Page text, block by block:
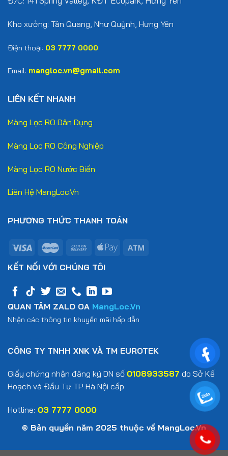
Kho xưởng: Tân Quang, Như Quỳnh, Hưng Yên
Điện thoại: 03 7777 0000
Email: mangloc.vn@gmail.com
LIÊN KẾT NHANH
Màng Lọc RO Dân Dụng
Màng Lọc RO Công Nghiệp
Màng Lọc RO Nước Biển
Liên Hệ MangLoc.Vn
PHƯƠNG THỨC THANH TOÁN
KẾT NỐI VỚI CHÚNG TÔI
QUAN TÂM ZALO OA MangLoc.Vn
Nhận các thông tin khuyến mãi hấp dẫn
CÔNG TY TNHH XNK VÀ TM EUROTEK
Giấy chứng nhận đăng ký DN số 0108933587 do Sở Kế
Hoạch và Đầu Tư TP Hà Nội cấp
Hotline: 03 7777 0000
© Bản quyền năm 2025 thuộc về MangLoc.Vn